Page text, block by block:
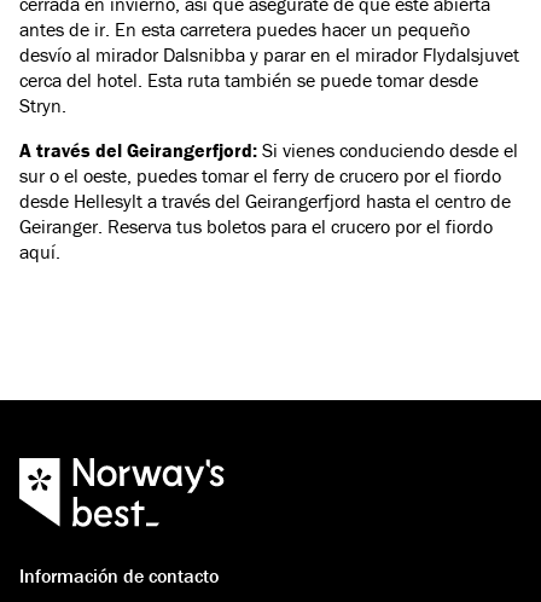
antes de ir. En esta carretera puedes hacer un pequeño
desvío al mirador Dalsnibba y parar en el mirador Flydalsjuvet
cerca del hotel. Esta ruta también se puede tomar desde
Stryn.
A través del Geirangerfjord: Si vienes conduciendo desde el
sur o el oeste, puedes tomar el ferry de crucero por el fiordo
desde Hellesylt a través del Geirangerfjord hasta el centro de
Geiranger. Reserva tus boletos para el crucero por el fiordo
aquí.
Información de contacto